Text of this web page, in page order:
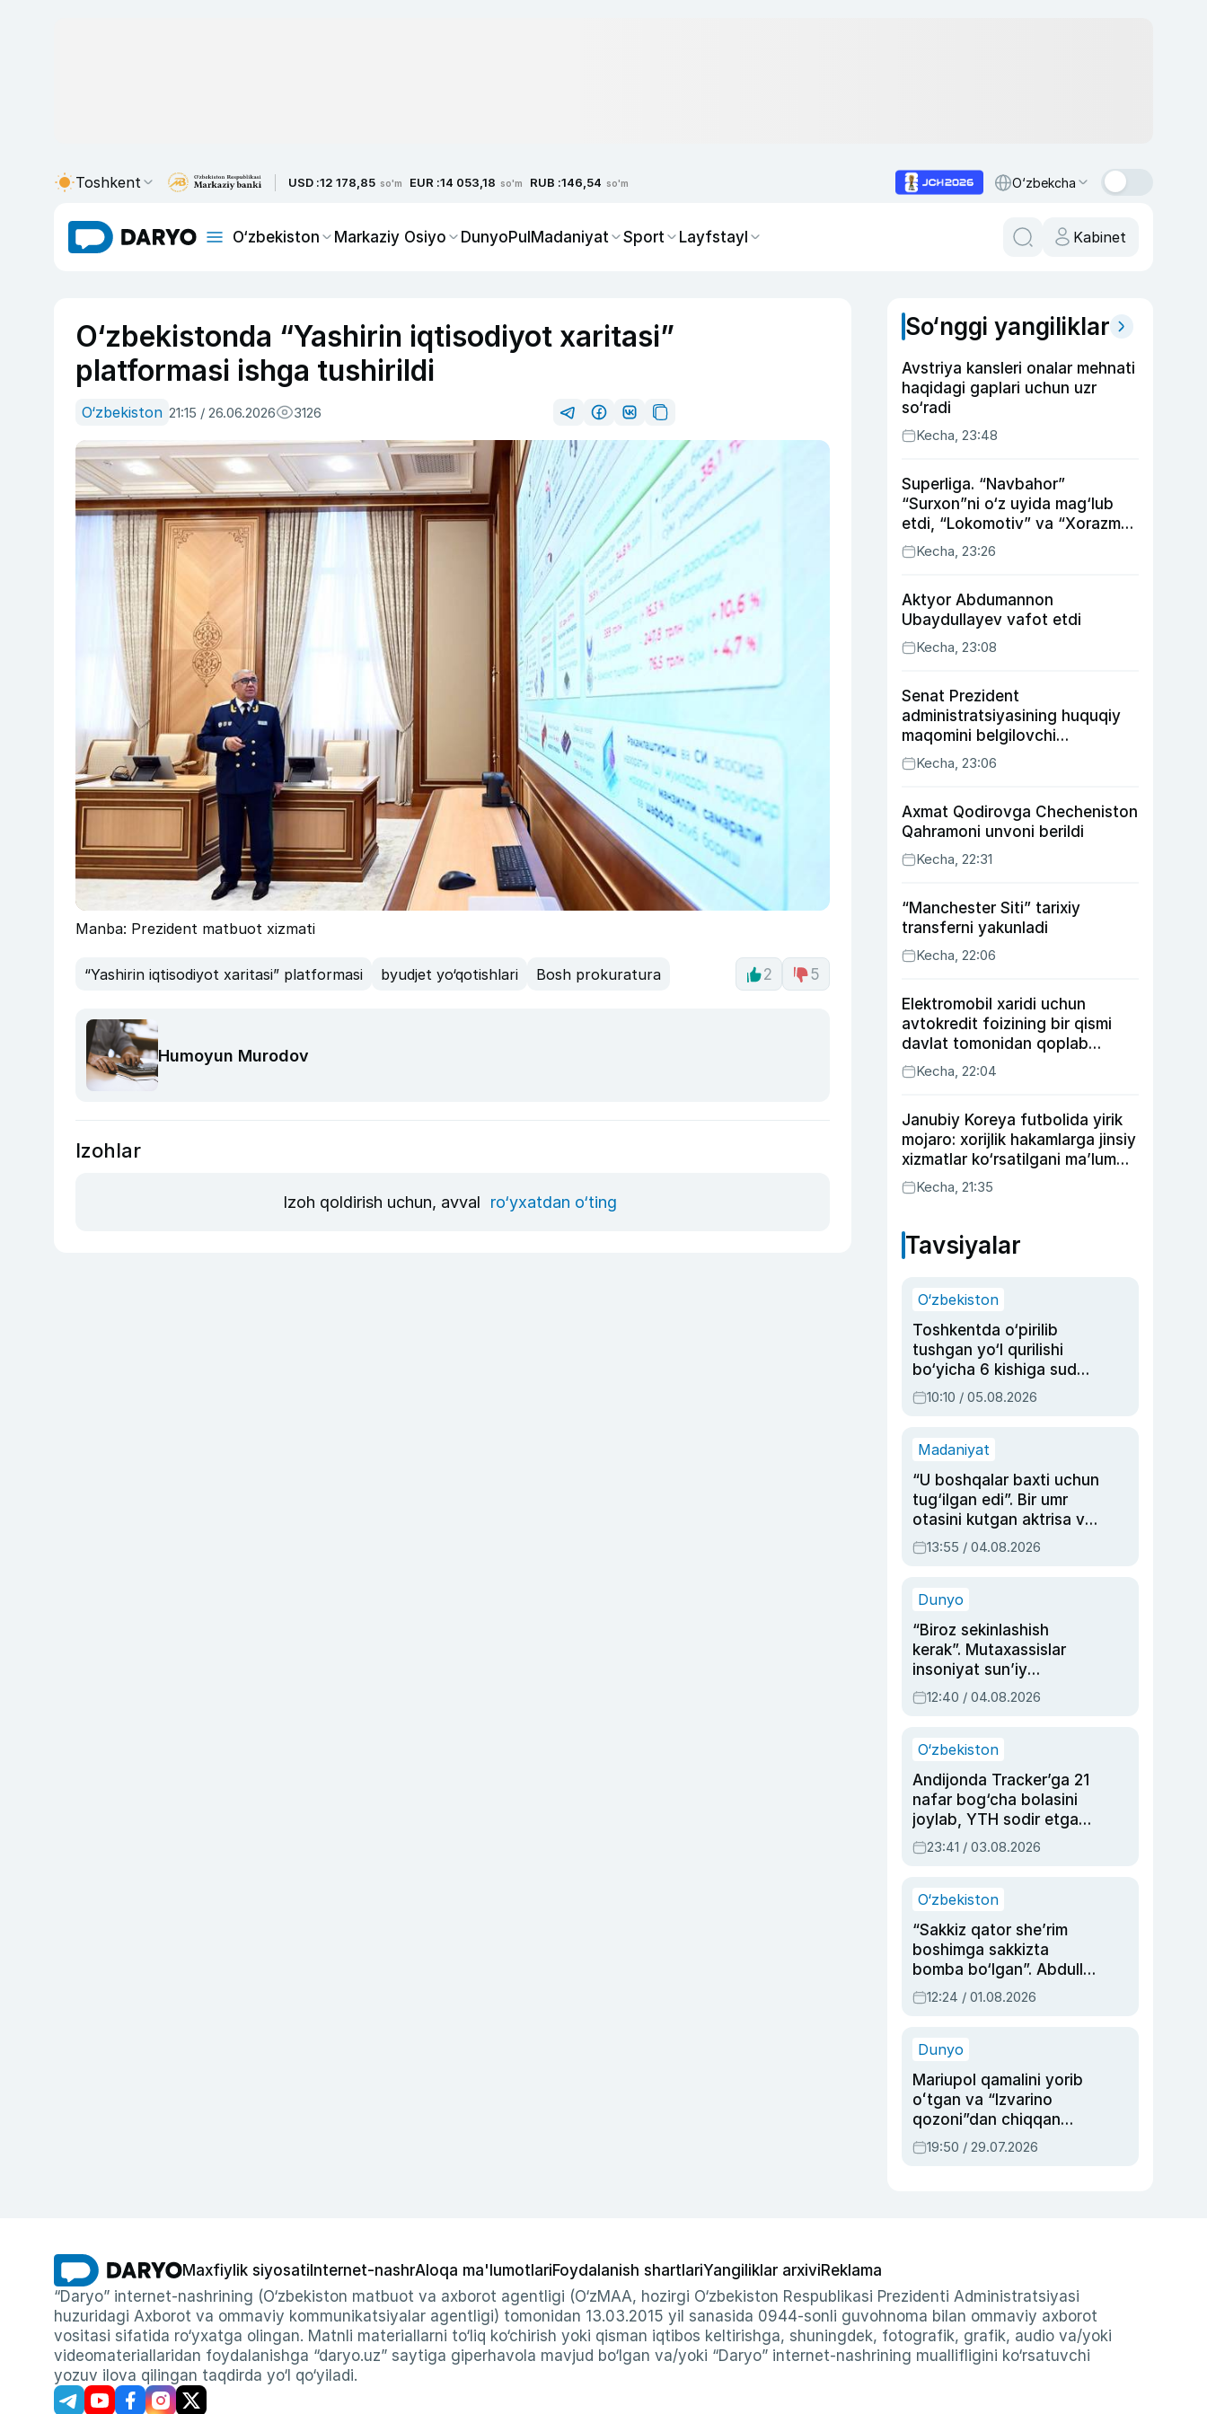
Toshkent USD :12 178,85 so'm EUR :14 053,18 so'm RUB :146,54 so'm O‘zbekcha
O‘zbekiston Markaziy Osiyo DunyoPulMadaniyat Sport Layfstayl Kabinet
O‘zbekistonda “Yashirin iqtisodiyot xaritasi”
platformasi ishga tushirildi
O‘zbekiston 21:15 / 26.06.2026 3126
Manba: Prezident matbuot xizmati
“Yashirin iqtisodiyot xaritasi” platformasi byudjet yo‘qotishlari Bosh prokuratura 2 5
Humoyun Murodov
Izohlar
Izoh qoldirish uchun, avval ro‘yxatdan o‘ting
So‘nggi yangiliklar
Avstriya kansleri onalar mehnati
haqidagi gaplari uchun uzr
so‘radi
Kecha, 23:48
Superliga. “Navbahor”
“Surxon”ni o‘z uyida mag‘lub
etdi, “Lokomotiv” va “Xorazm”
uyda g‘alaba qozondi
Kecha, 23:26
Aktyor Abdu­mannon
Ubaydullayev vafot etdi
Kecha, 23:08
Senat Prezident
administratsiyasining huquqiy
maqomini belgilovchi
konstitutsiyaviy qonunni
ma’qulladi
Kecha, 23:06
Axmat Qodirovga Checheniston
Qahramoni unvoni berildi
Kecha, 22:31
“Manchester Siti” tarixiy
transferni yakunladi
Kecha, 22:06
Elektromobil xaridi uchun
avtokredit foizining bir qismi
davlat tomonidan qoplab
berilishi mumkin
Kecha, 22:04
Janubiy Koreya futbolida yirik
mojaro: xorijlik hakamlarga jinsiy
xizmatlar ko‘rsatilgani ma’lum
qilindi
Kecha, 21:35
Tavsiyalar
O‘zbekiston
Toshkentda o‘pirilib
tushgan yo‘l qurilishi
bo‘yicha 6 kishiga sud
hukmi o‘qildi
10:10 / 05.08.2026
Madaniyat
“U boshqalar baxti uchun
tug‘ilgan edi”. Bir umr
otasini kutgan aktrisa va
dublyaj ustasi Rimma
Ahmedovaning
13:55 / 04.08.2026
Dunyo
“Biroz sekinlashish
kerak”. Mutaxassislar
insoniyat sun’iy
intellektni boshqara
olmay qolishidan xavotir
12:40 / 04.08.2026
O‘zbekiston
Andijonda Tracker’ga 21
nafar bog‘cha bolasini
joylab, YTH sodir etgan
ayolga sud hukmi o‘qildi
23:41 / 03.08.2026
O‘zbekiston
“Sakkiz qator she’rim
boshimga sakkizta
bomba bo‘lgan”. Abdulla
Oripovni siyosiy
ayblovlardan asrab
12:24 / 01.08.2026
Dunyo
Mariupol qamalini yorib
oʻtgan va “Izvarino
qozoni”dan chiqqan
qahramon — Ukraina
armiyasi bosh
19:50 / 29.07.2026
Maxfiylik siyosati Internet-nashrAloqa ma'lumotlariFoydalanish shartlariYangiliklar arxiviReklama
“Daryo” internet-nashrining (O‘zbekiston matbuot va axborot agentligi (O‘zMAA, hozirgi O‘zbekiston Respublikasi Prezidenti Administratsiyasi
huzuridagi Axborot va ommaviy kommunikatsiyalar agentligi) tomonidan 13.03.2015 yil sanasida 0944-sonli guvohnoma bilan ommaviy axborot
vositasi sifatida ro‘yxatga olingan. Matnli materiallarni to‘liq ko‘chirish yoki qisman iqtibos keltirishga, shuningdek, fotografik, grafik, audio va/yoki
videomateriallaridan foydalanishga “daryo.uz” saytiga giperhavola mavjud bo‘lgan va/yoki “Daryo” internet-nashrining muallifligini ko‘rsatuvchi
yozuv ilova qilingan taqdirda yo‘l qo‘yiladi.